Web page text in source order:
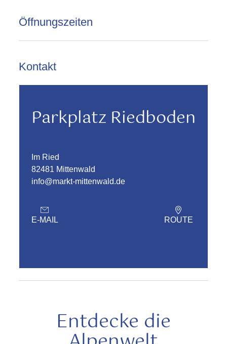
Öffnungszeiten
Kontakt
Parkplatz Riedboden
Im Ried
82481 Mittenwald
info@markt-mittenwald.de
E-MAIL ROUTE
Entdecke die